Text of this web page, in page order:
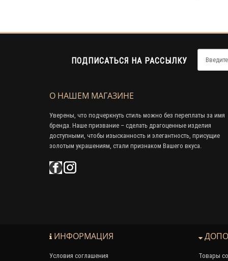
ПОДПИСАТЬСЯ НА РАССЫЛКУ
О НАШЕМ МАГАЗИНЕ
Уверены, что подчеркнуть стиль можно без переплаты за имя
бренда. Наше призвание – сделать драгоценные изделия
доступными, чтобы изысканность и элегантность, присущие
золотым украшениям, стали признаком Вашего вкуса.
ИНФОРМАЦИЯ
Условия соглашения Товары